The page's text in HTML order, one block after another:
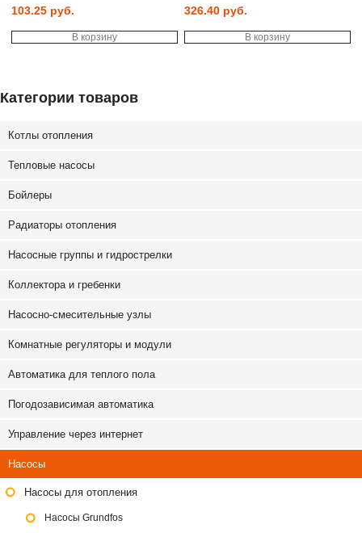
103.25 руб.
В корзину
326.40 руб.
В корзину
Категории товаров
Котлы отопления
Тепловые насосы
Бойлеры
Радиаторы отопления
Насосные группы и гидрострелки
Коллектора и гребенки
Насосно-смесительные узлы
Комнатные регуляторы и модули
Автоматика для теплого пола
Погодозависимая автоматика
Управление через интернет
Насосы
Насосы для отопления
Насосы Grundfos